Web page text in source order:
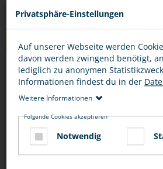
TIPPS
SOFORTMASSNAHMEN HILFE
In einer Notsituation rufe die
Wenn du eingeschlossen bist,
und versuche, auf dich
Privatsphäre-Einstellungen
Auf unserer Webseite werden
davon werden zwingend benötigt,
lediglich zu anonymen
Informationen findest du in der
Weitere Informationen
Folgende Cookies akzeptieren
Notwendig